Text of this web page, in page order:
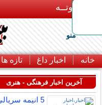
بـیتوتــه
منو
خانه اخبار داغ تازه ها
آخرین اخبار فرهنگی - هنری
5 انیمه سریالی درجه‌یک که فقط یک فصل دارند